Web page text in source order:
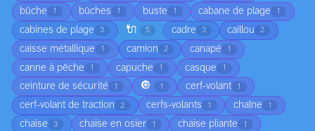
bûche 1 bûches 1 buste 1 cabane de plage 1
cabines de plage 3 🔌 5 cadre 3 caillou 2
caisse métallique 1 camion 2 canapé 1
canne à pêche 1 capuche 1 casque 1
ceinture de sécurité 1 🔘 1 cerf-volant 1
cerf-volant de traction 2 cerfs-volants 1 chaîne 1
chaise 3 chaise en osier 1 chaise pliante 1